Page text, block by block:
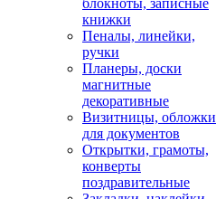
блокноты, записные
книжки
Пеналы, линейки,
ручки
Планеры, доски
магнитные
декоративные
Визитницы, обложки
для документов
Открытки, грамоты,
конверты
поздравительные